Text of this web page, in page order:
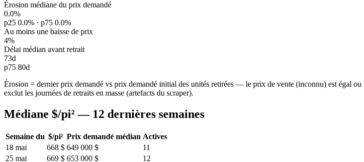
Érosion médiane du prix demandé
0.0%
p25 0.0% · p75 0.0%
Au moins une baisse de prix
4%
Délai médian avant retrait
73d
p75 80d
Érosion = dernier prix demandé vs prix demandé initial des unités retirées — le prix de vente (inconnu) est égal
exclut les journées de retraits en masse (artefacts du scraper).
Médiane $/pi² — 12 dernières semaines
Semaine du $/pi² Prix demandé médian Actives
18 mai
668 $ 649 000 $
11
25 mai
669 $ 653 000 $ 12